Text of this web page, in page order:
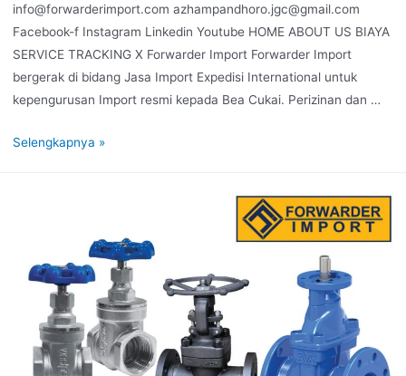
info@forwarderimport.com azhampandhoro.jgc@gmail.com
Facebook-f Instagram Linkedin Youtube HOME ABOUT US BIAYA
SERVICE TRACKING X Forwarder Import Forwarder Import
bergerak di bidang Jasa Import Expedisi International untuk
kepengurusan Import resmi kepada Bea Cukai. Perizinan dan …
Selengkapnya »